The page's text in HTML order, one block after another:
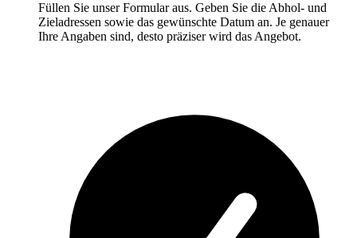
Füllen Sie unser Formular aus. Geben Sie die Abhol- und
Zieladressen sowie das gewünschte Datum an. Je genauer
Ihre Angaben sind, desto präziser wird das Angebot.